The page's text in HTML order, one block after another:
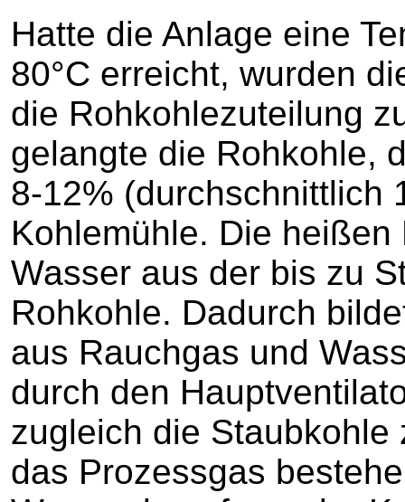
Hatte die Anlage eine
80°C erreicht, wurden
die Rohkohlezuteilung
gelangte die Rohkohle,
8-12% (durchschnittlich
Kohlemühle. Die
Wasser aus der bis zu
Rohkohle. Dadurch
aus Rauchgas und
durch den
zugleich die Staubkohle
das Prozessgas